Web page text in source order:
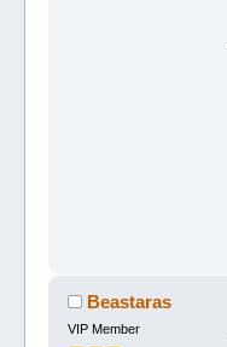
Beastaras
VIP Member